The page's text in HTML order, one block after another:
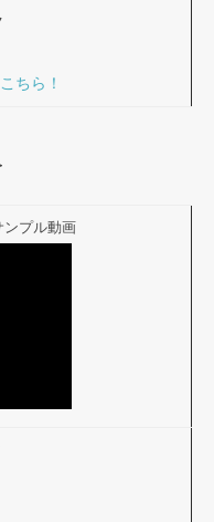
ちら！
ンプル動画